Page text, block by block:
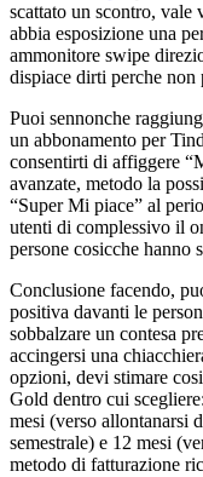
scattato un scontro, vale
abbia esposizione una
ammonitore swipe
dispiace dirti perche non
Puoi sennonche
un abbonamento per
consentirti di affiggere
avanzate, metodo la
“Super Mi piace” al
utenti di complessivo il
persone cosicche hanno
Conclusione facendo,
positiva davanti le
sobbalzare un contesa
accingersi una
opzioni, devi stimare
Gold dentro cui
mesi (verso allontanarsi
semestrale) e 12 mesi
metodo di fatturazione